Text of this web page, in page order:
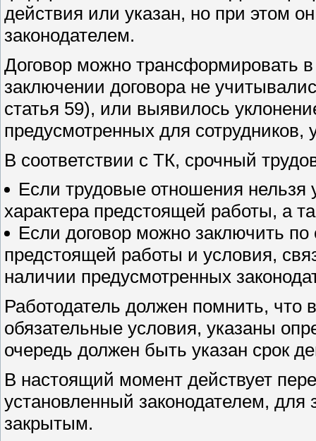
действия или указан, но при этом
законодателем.
Договор можно трансформировать
заключении договора не
статья 59), или выявилось
предусмотренных для
В соответствии с ТК, срочный
Если трудовые отношения нельзя
характера предстоящей работы, а
Если договор можно заключить
предстоящей работы и условия,
наличии предусмотренных
Работодатель должен помнить,
обязательные условия, указаны
очередь должен быть указан срок
В настоящий момент действует
установленный законодателем, для
закрытым.